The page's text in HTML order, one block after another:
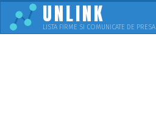
UNLINK
LISTA FIRME SI COMUNICATE DE PRESA